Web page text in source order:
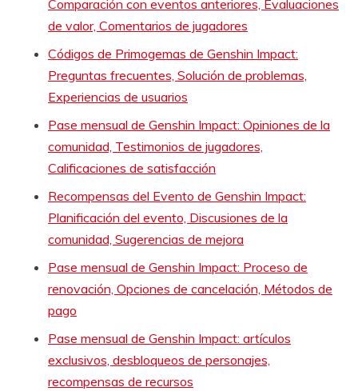
Comparación con eventos anteriores, Evaluaciones
de valor, Comentarios de jugadores
Códigos de Primogemas de Genshin Impact:
Preguntas frecuentes, Solución de problemas,
Experiencias de usuarios
Pase mensual de Genshin Impact: Opiniones de la
comunidad, Testimonios de jugadores,
Calificaciones de satisfacción
Recompensas del Evento de Genshin Impact:
Planificación del evento, Discusiones de la
comunidad, Sugerencias de mejora
Pase mensual de Genshin Impact: Proceso de
renovación, Opciones de cancelación, Métodos de
pago
Pase mensual de Genshin Impact: artículos
exclusivos, desbloqueos de personajes,
recompensas de recursos